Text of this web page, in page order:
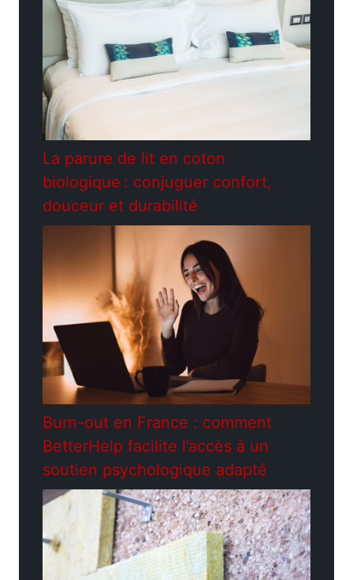
La parure de lit en coton
biologique : conjuguer confort,
douceur et durabilité
Burn-out en France : comment
BetterHelp facilite l’accès à un
soutien psychologique adapté